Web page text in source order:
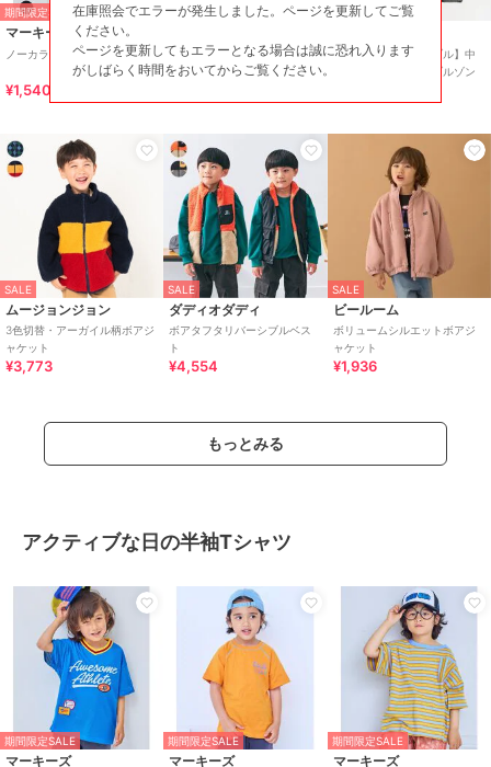
期間限定SALE
マーキーズ
ノーカラーボアジャケット
¥1,540
期間限定SALE
フリースツートンハーフジッ
プトレーナ－
【マシンウォッシャブル】中
綿ボアリバーシブルブルゾン
SALE
ムージョンジョン
3色切替・アーガイル柄ボアジ
ャケット
¥3,773
SALE
ダディオダディ
ボアタフタリバーシブルベス
ト
¥4,554
SALE
ビールーム
ボリュームシルエットボアジ
ャケット
¥1,936
もっとみる
アクティブな日の半袖Tシャツ
期間限定SALE
マーキーズ
期間限定SALE
マーキーズ
期間限定SALE
マーキーズ
在庫照会でエラーが発生しました。ページを更新してご覧
ください。
ページを更新してもエラーとなる場合は誠に恐れ入ります
がしばらく時間をおいてからご覧ください。